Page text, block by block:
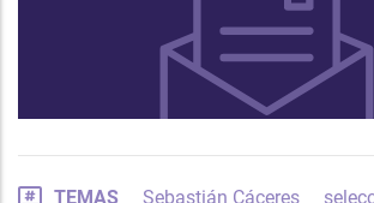
TEMAS Sebastián Cáceres